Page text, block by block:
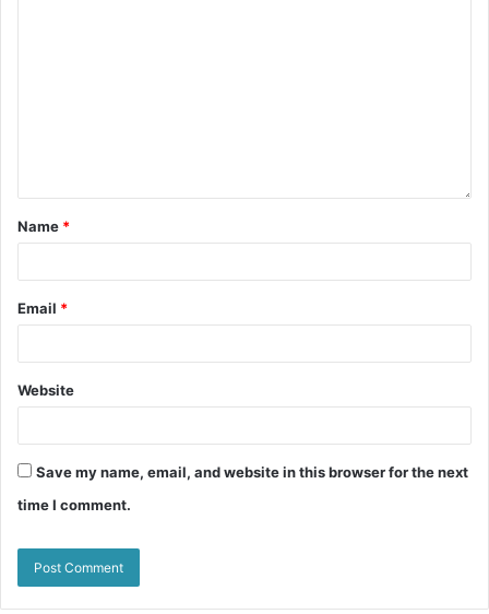
Name *
Email *
Website
Save my name, email, and website in this browser for the next
time I comment.